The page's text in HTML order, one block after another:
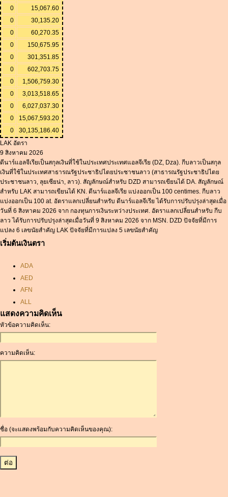
0
15,067.60
0
30,135.20
0
60,270.35
0
150,675.95
0
301,351.85
0
602,703.75
0
1,506,759.30
0
3,013,518.65
0
6,027,037.30
0
15,067,593.20
0
30,135,186.40
LAK อัตรา
9 สิงหาคม 2026
ดีนาร์แอลจีเรียเป็นสกุลเงินที่ใช้ในประเทศประเทศแอลจีเรีย (DZ, Dza). กีบลาวเป็นสกุล
เงินที่ใช้ในประเทศสาธารณรัฐประชาธิปไตยประชาชนลาว (สาธารณรัฐประชาธิปไตย
ประชาชนลาว, ลุยเซียน่า, ลาว). สัญลักษณ์สำหรับ DZD สามารถเขียนได้ DA. สัญลักษณ์
สำหรับ LAK สามารถเขียนได้ KN. ดีนาร์แอลจีเรีย แบ่งออกเป็น 100 centimes. กีบลาว
แบ่งออกเป็น 100 at. อัตราแลกเปลี่ยนสำหรับ ดีนาร์แอลจีเรีย ได้รับการปรับปรุงล่าสุดเมื่อ
วันที่ 6 สิงหาคม 2026 จาก กองทุนการเงินระหว่างประเทศ. อัตราแลกเปลี่ยนสำหรับ กีบ
ลาว ได้รับการปรับปรุงล่าสุดเมื่อวันที่ 9 สิงหาคม 2026 จาก MSN. DZD ปัจจัยที่มีการ
แปลง 6 เลขนัยสำคัญ LAK ปัจจัยที่มีการแปลง 5 เลขนัยสำคัญ
เริ่มต้นเงินตรา
ADA
AED
AFN
ALL
AMD
ANC
AOA
ARDR
BAM
แสดงความคิดเห็น
หัวข้อความคิดเห็น:
ความคิดเห็น:
ชื่อ (จะแสดงพร้อมกับความคิดเห็นของคุณ):